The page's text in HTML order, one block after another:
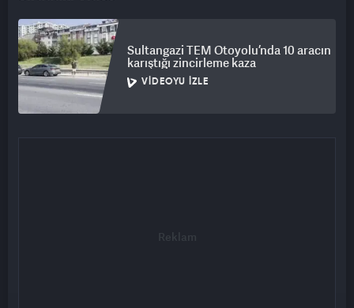
Sultangazi TEM Otoyolu’nda 10 aracın
karıştığı zincirleme kaza
VIDEOYU İZLE